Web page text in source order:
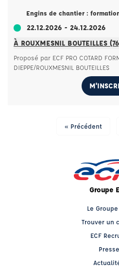
Engins de chantier :
22.12.2026 - 24.12.2026
À ROUXMESNIL BOUTEILLES
Proposé par ECF PRO COTARD
DIEPPE/ROUXMESNIL BOUTEILLES
« Précédent
Groupe
Le Groupe
Trouver un
ECF
Presse